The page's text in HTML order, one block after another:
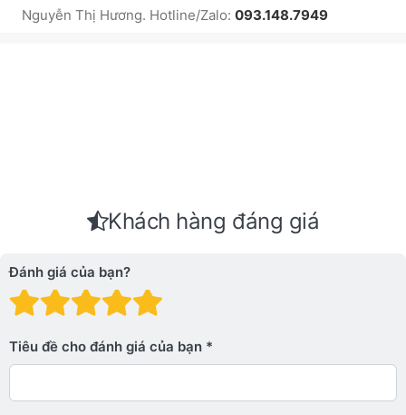
Nguyễn Thị Hương. Hotline/Zalo: 093.148.7949
Khách hàng đáng giá
Đánh giá của bạn?
Đánh giá: 4 trên 5
Đánh giá: 3 trên 5 sao.
Đánh giá: 2 trên 5 sao.
Đánh giá: 1 trên 5 sao. Xấu
Tiêu đề cho đánh giá của bạn